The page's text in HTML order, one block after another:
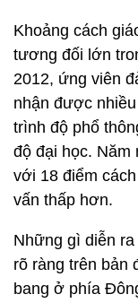
Khoảng cách
tương đối lớn
2012, ứng viên
nhận được
trình độ phổ
độ đại học. Năm
với 18 điểm
vấn thấp hơn.
Những gì diễn
rõ ràng trên bản
bang ở phía